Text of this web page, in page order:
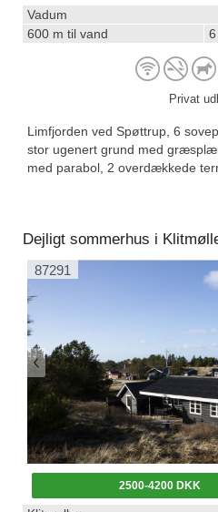
Vadum
600 m til vand
6
Privat
Limfjorden ved Spøttrup, 6
stor ugenert grund med
med parabol, 2 overdækkede
Dejligt sommerhus i
87291
2500-4200 DKK